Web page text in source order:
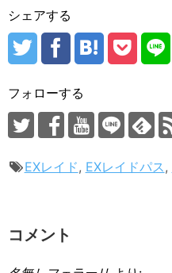
シェアする
フォローする
EXレイド, EXレイドパス ,
コメント